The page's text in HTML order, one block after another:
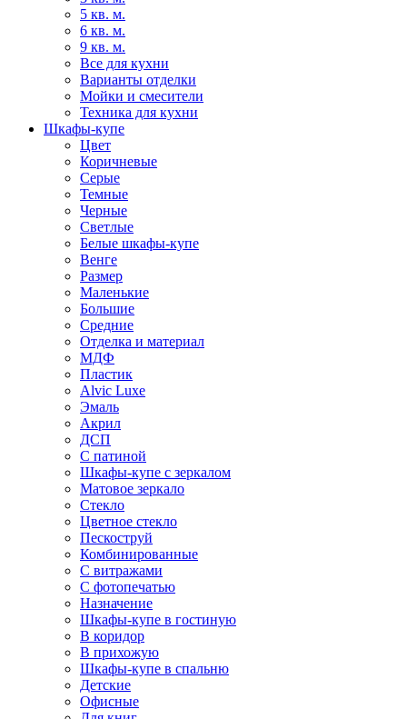
5 кв. м.
6 кв. м.
9 кв. м.
Все для кухни
Варианты отделки
Мойки и смесители
Техника для кухни
Шкафы-купе
Цвет
Коричневые
Серые
Темные
Черные
Светлые
Белые шкафы-купе
Венге
Размер
Маленькие
Большие
Средние
Отделка и материал
МДФ
Пластик
Alvic Luxe
Эмаль
Акрил
ДСП
С патиной
Шкафы-купе с зеркалом
Матовое зеркало
Стекло
Цветное стекло
Пескоструй
Комбинированные
С витражами
С фотопечатью
Назначение
Шкафы-купе в гостиную
В коридор
В прихожую
Шкафы-купе в спальню
Детские
Офисные